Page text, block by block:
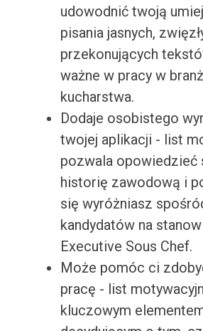
udowodnić twoją
pisania jasnych,
przekonujących
ważne w pracy w
kucharstwa.
Dodaje osobistego
twojej aplikacji - list
pozwala opowiedzieć
historię zawodową i
się wyróżniasz
kandydatów na
Executive Sous Chef.
Może pomóc ci
pracę - list
kluczowym